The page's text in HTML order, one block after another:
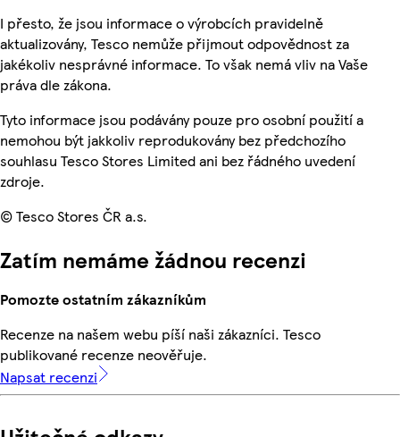
I přesto, že jsou informace o výrobcích pravidelně
aktualizovány, Tesco nemůže přijmout odpovědnost za
jakékoliv nesprávné informace. To však nemá vliv na Vaše
práva dle zákona.
Tyto informace jsou podávány pouze pro osobní použití a
nemohou být jakkoliv reprodukovány bez předchozího
souhlasu Tesco Stores Limited ani bez řádného uvedení
zdroje.
© Tesco Stores ČR a.s.
Zatím nemáme žádnou recenzi
Pomozte ostatním zákazníkům
Recenze na našem webu píší naši zákazníci. Tesco
publikované recenze neověřuje.
Napsat recenzi